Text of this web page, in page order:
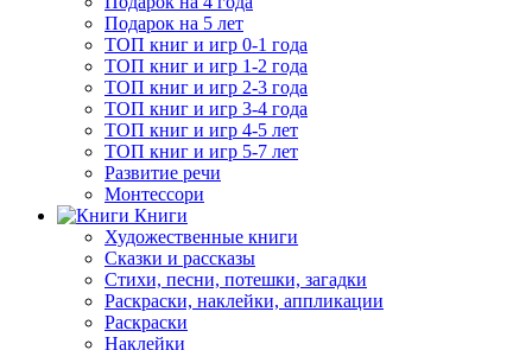
Подарок на 5 лет
ТОП книг и игр 0-1 года
ТОП книг и игр 1-2 года
ТОП книг и игр 2-3 года
ТОП книг и игр 3-4 года
ТОП книг и игр 4-5 лет
ТОП книг и игр 5-7 лет
Развитие речи
Монтессори
Книги
Художественные книги
Сказки и рассказы
Стихи, песни, потешки, загадки
Раскраски, наклейки, аппликации
Раскраски
Наклейки